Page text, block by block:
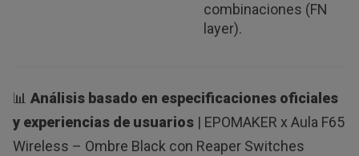
combinaciones (FN
layer).
📊 Análisis basado en especificaciones oficiales
y experiencias de usuarios | EPOMAKER x Aula F65
Wireless – Ombre Black con Reaper Switches